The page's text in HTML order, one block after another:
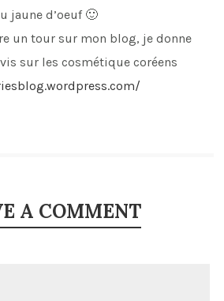
jaune d’oeuf 🙂
un tour sur mon blog, je donne
sur les cosmétique coréens
A COMMENT